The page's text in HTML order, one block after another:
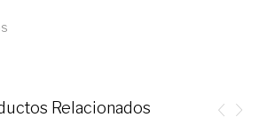
Relacionados